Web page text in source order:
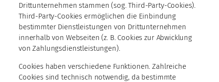
Drittunternehmen stammen (sog. Third-Party-Cookies).
Third-Party-Cookies ermöglichen die Einbindung
bestimmter Dienstleistungen von Drittunternehmen
innerhalb von Webseiten (z. B. Cookies zur Abwicklung
von Zahlungsdienstleistungen).
Cookies haben verschiedene Funktionen. Zahlreiche
Cookies sind technisch notwendig, da bestimmte